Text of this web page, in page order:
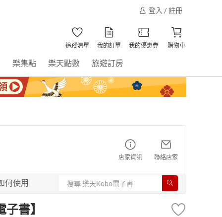
登入 / 註冊
追蹤清單 我的訂單 我的優惠券 購物車
樂集點 樂天點數 旅遊訂房
店家資訊 聯絡店家
何使用
書】